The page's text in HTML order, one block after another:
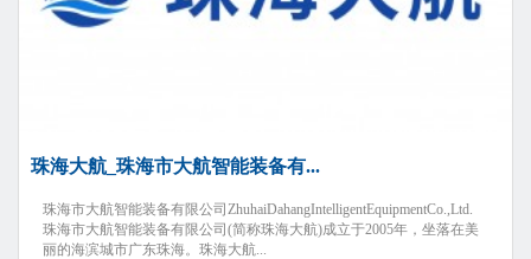
珠海大航_珠海市大航智能装备有...
珠海市大航智能装备有限公司ZhuhaiDahangIntelligentEquipmentCo.,Ltd.
珠海市大航智能装备有限公司(简称珠海大航)成立于2005年，坐落在美
丽的海滨城市广东珠海。珠海大航...